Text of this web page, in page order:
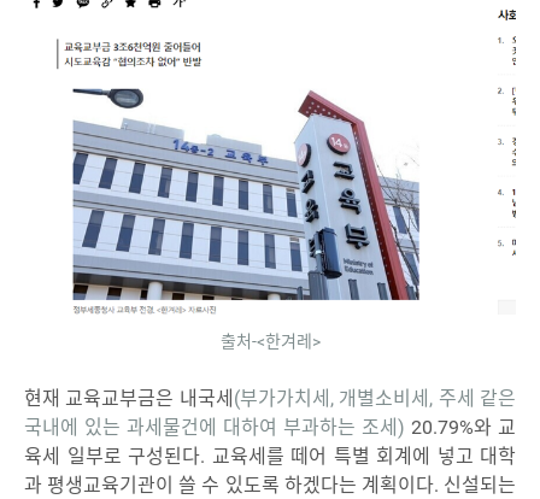
출처-<한겨레>
현재 교육교부금은 내국세 (부가가치세, 개별소비세, 주세 같은
국내에 있는 과세물건에 대하여 부과하는 조세) 20.79%와 교
육세 일부로 구성된다. 교육세를 떼어 특별 회계에 넣고 대학
과 평생교육기관이 쓸 수 있도록 하겠다는 계획이다. 신설되는